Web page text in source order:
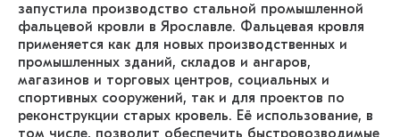
запустила производство стальной промышленной
фальцевой кровли в Ярославле. Фальцевая кровля
применяется как для новых производственных и
промышленных зданий, складов и ангаров,
магазинов и торговых центров, социальных и
спортивных сооружений, так и для проектов по
реконструкции старых кровель. Её использование, в
том числе, позволит обеспечить быстровозводимые